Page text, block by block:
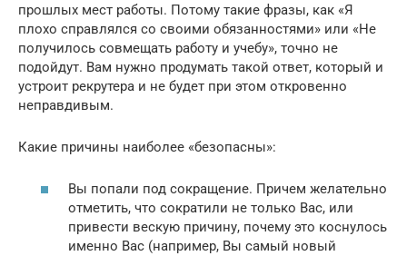
прошлых мест работы. Потому такие фразы, как «Я
плохо справлялся со своими обязанностями» или «Не
получилось совмещать работу и учебу», точно не
подойдут. Вам нужно продумать такой ответ, который и
устроит рекрутера и не будет при этом откровенно
неправдивым.
Какие причины наиболее «безопасны»:
Вы попали под сокращение. Причем желательно
отметить, что сократили не только Вас, или
привести вескую причину, почему это коснулось
именно Вас (например, Вы самый новый